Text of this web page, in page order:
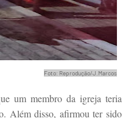
Foto: Reprodução/J.Marcos
um membro da igreja teria
Além disso, afirmou ter sido